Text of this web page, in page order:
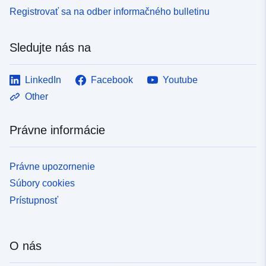
Registrovať sa na odber informačného bulletinu
Sledujte nás na
LinkedIn Facebook
Youtube
Other
Právne informácie
Právne upozornenie
Súbory cookies
Prístupnosť
O nás